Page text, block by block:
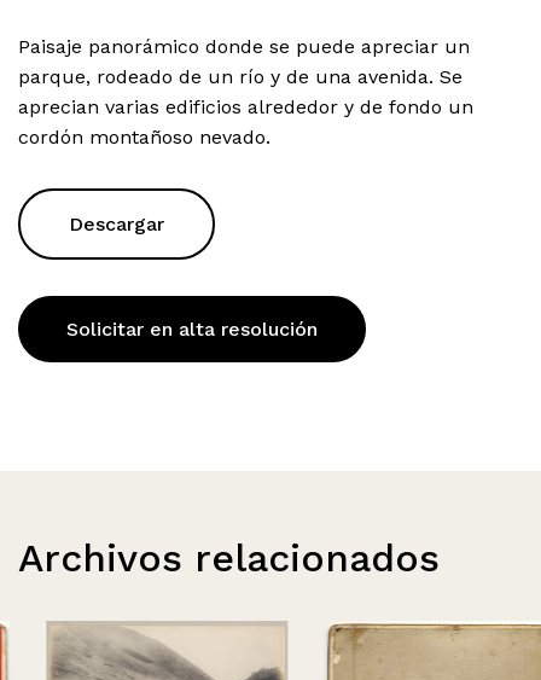
Paisaje panorámico donde se puede apreciar un
parque, rodeado de un río y de una avenida. Se
aprecian varias edificios alrededor y de fondo un
cordón montañoso nevado.
Descargar
Solicitar en alta resolución
Archivos relacionados